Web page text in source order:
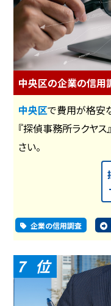
中央区の企業の信
中央区で費用が格安
『探偵事務所ラクヤス
さい。
企業の信用調査
7